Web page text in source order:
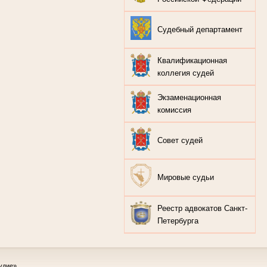
Судебный департамент
Квалификационная
коллегия судей
Экзаменационная
комиссия
Совет судей
Мировые судьи
Реестр адвокатов Санкт-
Петербурга